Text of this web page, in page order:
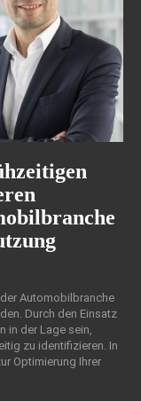
Automobilbranche
Durch den Einsatz
in der Lage sein,
zu identifizieren. In
Optimierung Ihrer